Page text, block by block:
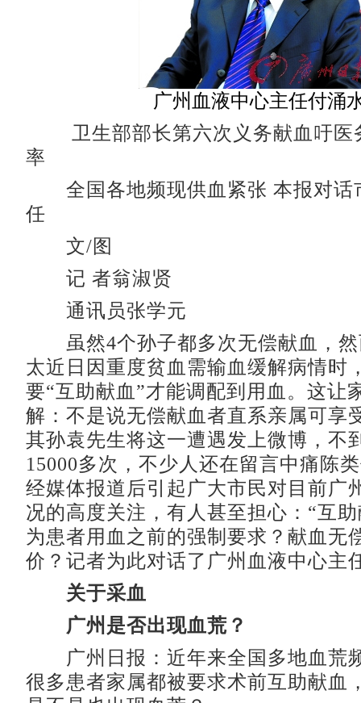
广州血液中心主任付涌
卫生部部长第六次义务献血吁医
率
全国各地频现供血紧张 本报对话
任
文/图
记 者翁淑贤
通讯员张学元
虽然4个孙子都多次无偿献血，然
太近日因重度贫血需输血缓解病情时
要“互助献血”才能调配到用血。这让
解：不是说无偿献血者直系亲属可享
其孙袁先生将这一遭遇发上微博，不
15000多次，不少人还在留言中痛陈
经媒体报道后引起广大市民对目前广
况的高度关注，有人甚至担心：“互
为患者用血之前的强制要求？献血无
价？记者为此对话了广州血液中心主
关于采血
广州是否出现血荒？
广州日报：近年来全国多地血荒
很多患者家属都被要求术前互助献血